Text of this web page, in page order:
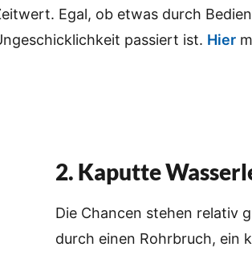
Egal, ob etwas durch
passiert ist. Hier
2. Kaputte
Die Chancen stehen relativ
durch einen Rohrbruch, ein